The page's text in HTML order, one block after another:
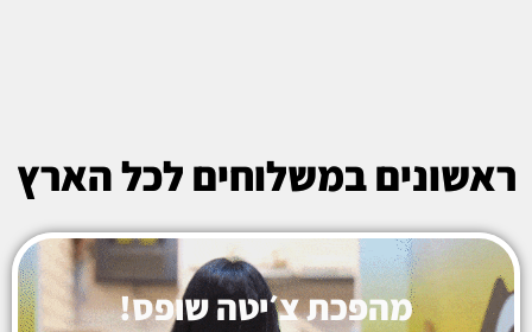
ראשונים במשלוחים לכל הארץ
מהפכת צ׳יטה שופס!